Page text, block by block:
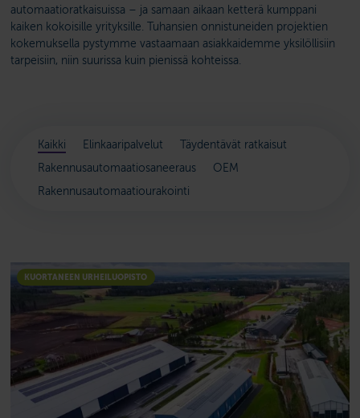
automaatioratkaisuissa – ja samaan aikaan ketterä kumppani
kaiken kokoisille yrityksille. Tuhansien onnistuneiden projektien
kokemuksella pystymme vastaamaan asiakkaidemme yksilöllisiin
tarpeisiin, niin suurissa kuin pienissä kohteissa.
Kaikki Elinkaaripalvelut
Täydentävät ratkaisut
Rakennusautomaatiosaneeraus
OEM
Rakennusautomaatiourakointi
KUORTANEEN URHEILUOPISTO